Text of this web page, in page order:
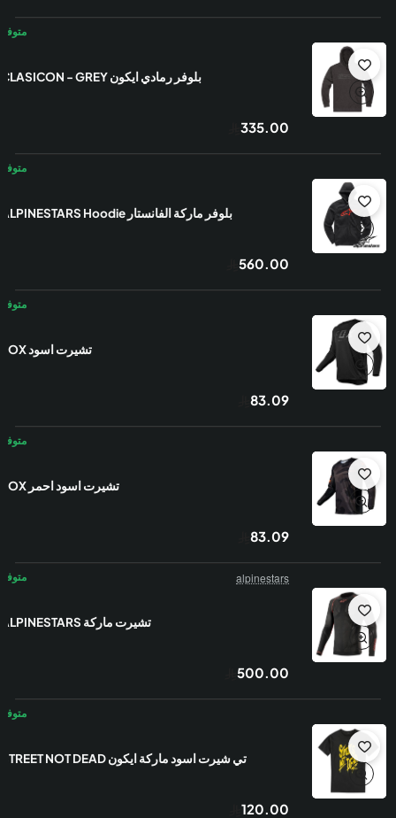
بلوفر رمادي ايكون CLASICON - GREY
335.00
بلوفر ماركة الفانستار ALPINESTARS Hoodie
560.00
تشيرت اسود FOX
83.09
تشيرت اسود احمر FOX
83.09
alpinestars
تشيرت ماركة ALPINESTARS
500.00
تي شيرت اسود ماركة ايكون STREET NOT DEAD
120.00